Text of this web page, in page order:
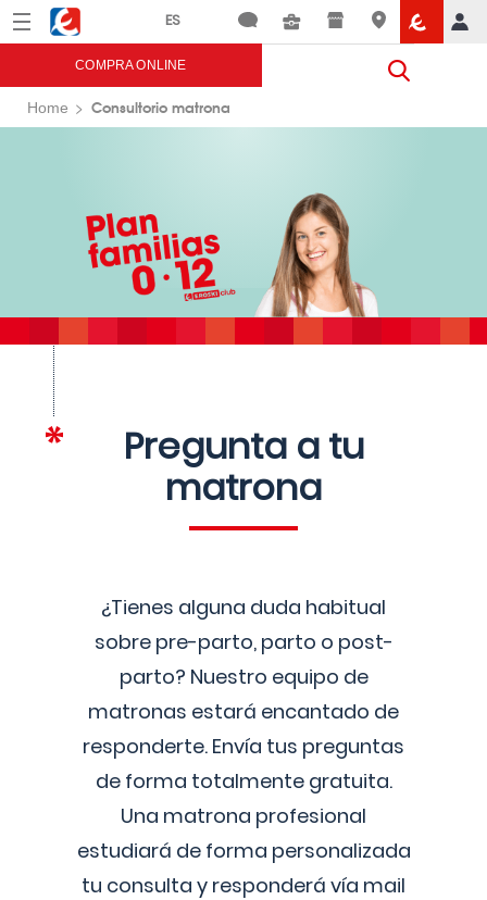
Menú Eroski
COMPRA ONLINE
Home Consultorio matrona
Pregunta a tu
matrona
¿Tienes alguna duda habitual
sobre pre-parto, parto o post-
parto? Nuestro equipo de
matronas estará encantado de
responderte. Envía tus preguntas
de forma totalmente gratuita.
Una matrona profesional
estudiará de forma personalizada
tu consulta y responderá vía mail